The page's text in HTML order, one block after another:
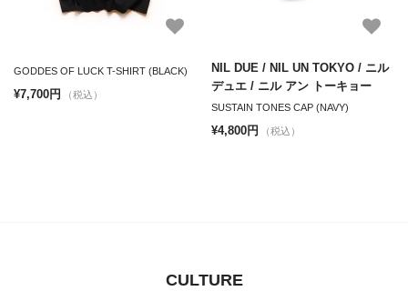
GODDES OF LUCK T-SHIRT (BLACK)
¥7,700円 （税込）
NIL DUE / NIL UN TOKYO / ニル
デュエ / ニル アン トーキョー
SUSTAIN TONES CAP (NAVY)
¥4,800円 （税込）
CULTURE